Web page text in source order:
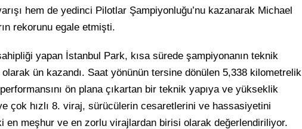
hem de yedinci Pilotlar Şampiyonluğu’nu kazanarak Michael
rekorunu egale etmişti.
yapan İstanbul Park, kısa sürede şampiyonanın teknik
ün kazandı. Saat yönünün tersine dönülen 5,338 kilometrelik
ön plana çıkartan bir teknik yapıya ve yükseklik
çok hızlı 8. viraj, sürücülerin cesaretlerini ve hassasiyetini
en meşhur ve en zorlu virajlardan birisi olarak değerlendiriliyor.